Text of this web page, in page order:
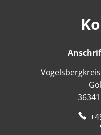
36341